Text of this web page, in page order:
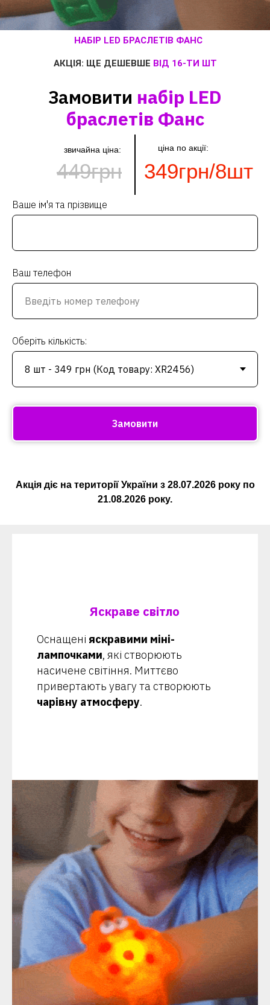
НАБІР LED БРАСЛЕТІВ ФАНС
АКЦІЯ: ЩЕ ДЕШЕВШЕ ВІД 16-ТИ ШТ
Замовити набір LED
браслетів Фанс
звичайна ціна:
449грн 349грн/8шт
ціна по акції:
Ваше ім'я та прізвище
Ваш телефон
Оберіть кількість:
Замовити
Акція діє на території України з 28.07.2026року по
21.08.2026 року.
Яскраве світло
Оснащені яскравими міні-
лампочками, які створюють
насичене світіння. Миттєво
привертають увагу та створюють
чарівну атмосферу.